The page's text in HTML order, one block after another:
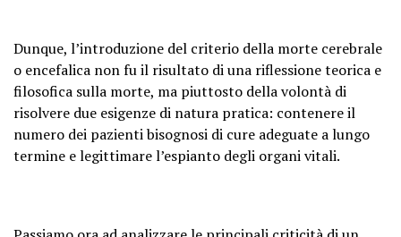
Dunque, l’introduzione del criterio della morte cerebrale
o encefalica non fu il risultato di una riflessione teorica e
filosofica sulla morte, ma piuttosto della volontà di
risolvere due esigenze di natura pratica: contenere il
numero dei pazienti bisognosi di cure adeguate a lungo
termine e legittimare l’espianto degli organi vitali.